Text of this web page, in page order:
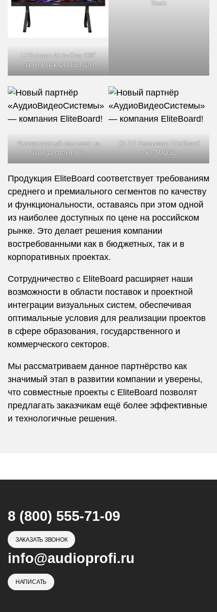
LED-экран All-In-One 138″
серии Black DC-138U1IO
Basic
Интерактивный комплекс на
базе дисплея 86»
QLED Телевизор EliteBoard
TK-75UQS1
Продукция EliteBoard соответствует требованиям
среднего и премиального сегментов по качеству
и функциональности, оставаясь при этом одной
из наиболее доступных по цене на российском
рынке. Это делает решения компании
востребованными как в бюджетных, так и в
корпоративных проектах.
Сотрудничество с EliteBoard расширяет наши
возможности в области поставок и проектной
интеграции визуальных систем, обеспечивая
оптимальные условия для реализации проектов
в сфере образования, государственного и
коммерческого секторов.
Мы рассматриваем данное партнёрство как
значимый этап в развитии компании и уверены,
что совместные проекты с EliteBoard позволят
предлагать заказчикам ещё более эффективные
и технологичные решения.
8 (800) 555-71-09
ЗАКАЗАТЬ ЗВОНОК
info@audioprofi.ru
НАПИСАТЬ